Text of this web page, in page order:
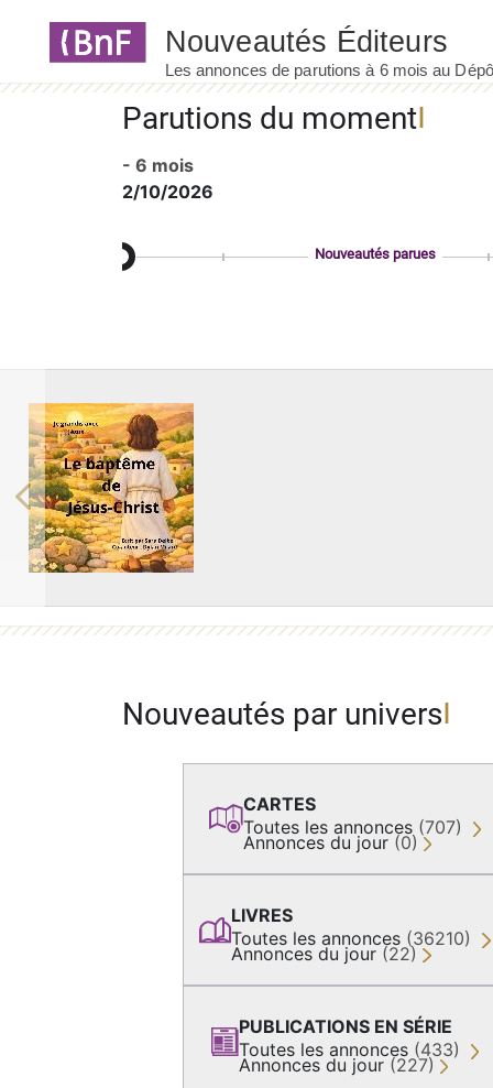
Parutions du moment
- 6 mois
2/10/2026
Nouveautés parues
Previous
Nouveautés par univers
CARTES
Toutes les annonces (707)
Annonces du jour (0)
LIVRES
Toutes les annonces (36210)
Annonces du jour (22)
PUBLICATIONS EN SÉRIE
Toutes les annonces (433)
Annonces du jour (227)